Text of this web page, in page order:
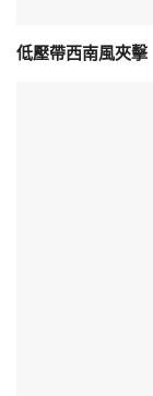
低壓帶西南風夾